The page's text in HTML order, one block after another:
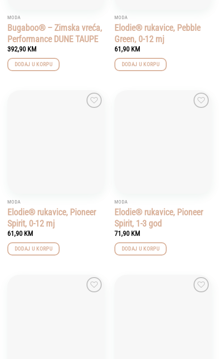
MODA
Bugaboo® – Zimska vreća,
Performance DUNE TAUPE
392,90 KM
DODAJ U KORPU
MODA
Elodie® rukavice, Pebble
Green, 0-12 mj
61,90 KM
DODAJ U KORPU
MODA
Elodie® rukavice, Pioneer
Spirit, 0-12 mj
61,90 KM
DODAJ U KORPU
MODA
Elodie® rukavice, Pioneer
Spirit, 1-3 god
71,90 KM
DODAJ U KORPU